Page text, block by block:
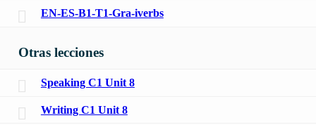
EN-ES-B1-T1-Gra-iverbs
Otras lecciones
Speaking C1 Unit 8
Writing C1 Unit 8